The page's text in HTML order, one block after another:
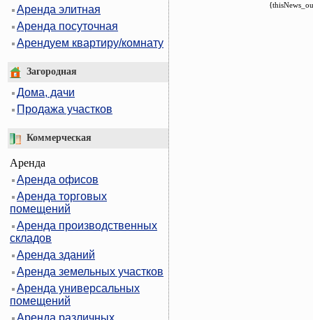
Аренда элитная
Аренда посуточная
Арендуем квартиру/комнату
Загородная
Дома, дачи
Продажа участков
Коммерческая
Аренда
Аренда офисов
Аренда торговых
помещений
Аренда производственных
складов
Аренда зданий
Аренда земельных участков
Аренда универсальных
помещений
Аренда различных